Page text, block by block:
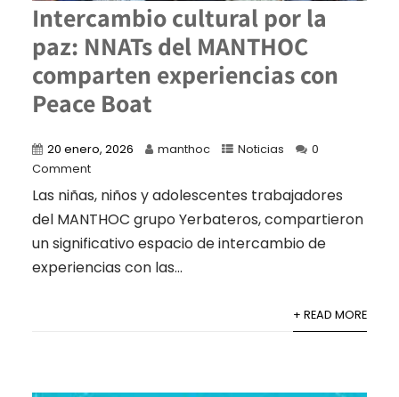
Intercambio cultural por la
paz: NNATs del MANTHOC
comparten experiencias con
Peace Boat
20 enero, 2026 manthoc Noticias
0
Comment
Las niñas, niños y adolescentes trabajadores
del MANTHOC grupo Yerbateros, compartieron
un significativo espacio de intercambio de
experiencias con las...
+ READ MORE